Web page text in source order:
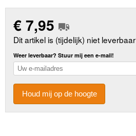
€7,95
Dit artikel is (tijdelijk) niet leverbaar
Weer leverbaar? Stuur mij een e-mail!
Houd mij op de hoogte